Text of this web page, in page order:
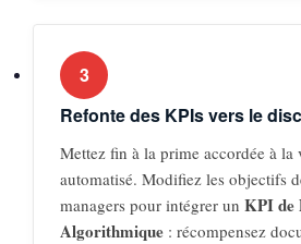
3
Refonte des KPIs vers le
Mettez fin à la prime accordée à la
automatisé. Modifiez les objectifs
managers pour intégrer un KPI de
Algorithmique : récompensez